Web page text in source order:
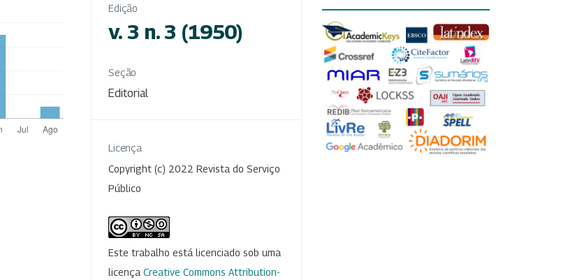
Edição
v. 3 n. 3 (1950)
Seção
Editorial
Licença
Copyright (c) 2022 Revista do Serviço
Público
Este trabalho está licenciado sob uma
licença Creative Commons Attribution-